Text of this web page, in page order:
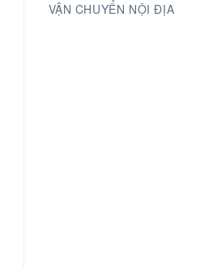
VẬN CHUYỂN NỘI ĐỊA